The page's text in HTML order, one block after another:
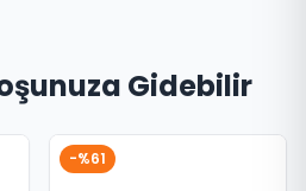
Gidebilir
-%61